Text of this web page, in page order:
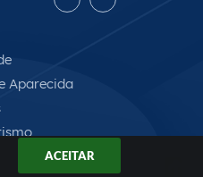
ACEITAR
Aparecida